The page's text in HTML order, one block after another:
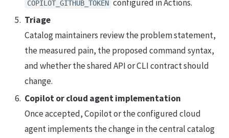
COPILOT_GITHUB_TOKEN configured in Actions.
Triage
Catalog maintainers review the problem statement,
the measured pain, the proposed command syntax,
and whether the shared API or CLI contract should
change.
Copilot or cloud agent implementation
Once accepted, Copilot or the configured cloud
agent implements the change in the central catalog